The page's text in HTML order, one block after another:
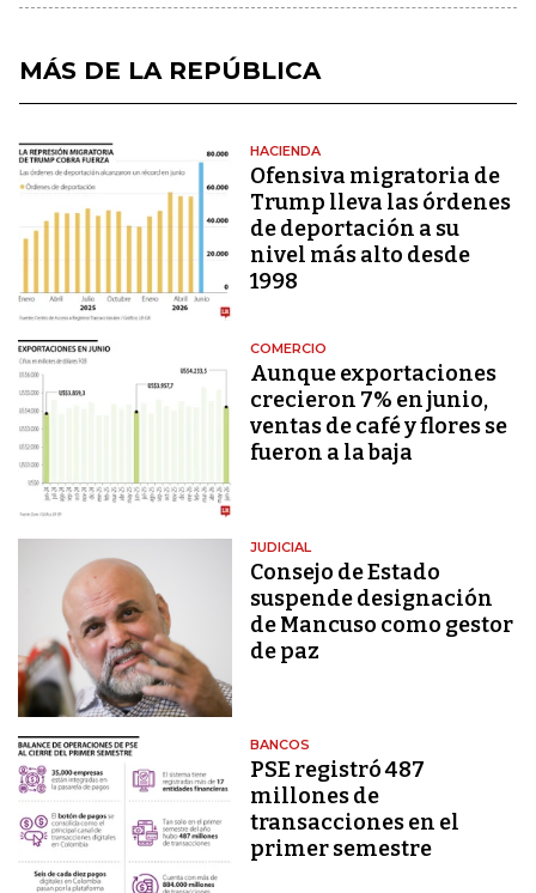
MÁS DE LA REPÚBLICA
HACIENDA
Ofensiva migratoria de
Trump lleva las órdenes
de deportación a su
nivel más alto desde
1998
COMERCIO
Aunque exportaciones
crecieron 7% en junio,
ventas de café y flores se
fueron a la baja
JUDICIAL
Consejo de Estado
suspende designación
de Mancuso como gestor
de paz
BANCOS
PSE registró 487
millones de
transacciones en el
primer semestre